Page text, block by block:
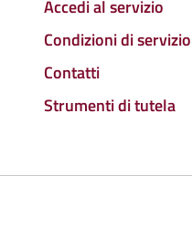
Accedi al servizio
Condizioni di servizio
Contatti
Strumenti di tutela